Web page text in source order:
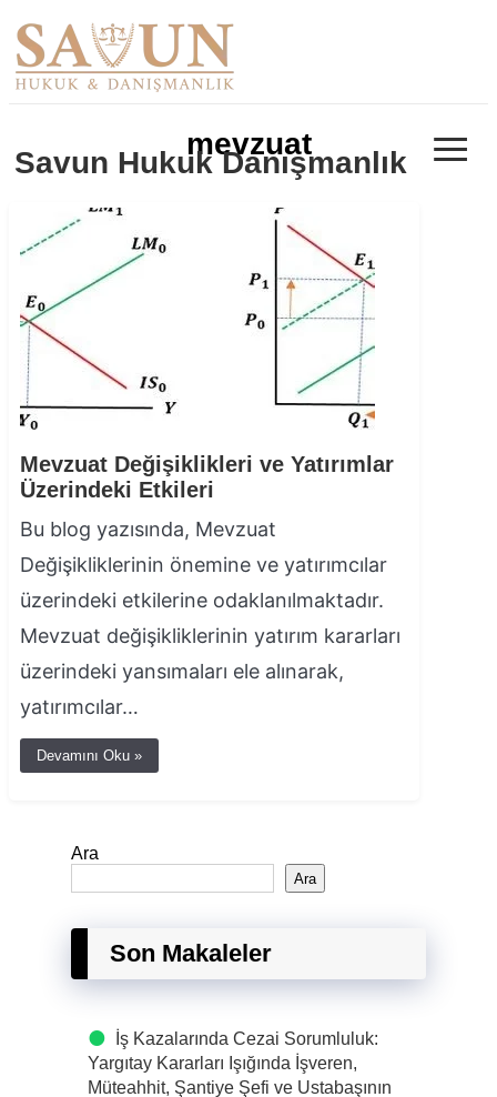
Savun Hukuk Danışmanlık ≡
mevzuat
Mevzuat Değişiklikleri ve Yatırımlar
Üzerindeki Etkileri
Bu blog yazısında, Mevzuat
Değişikliklerinin önemine ve yatırımcılar
üzerindeki etkilerine odaklanılmaktadır.
Mevzuat değişikliklerinin yatırım kararları
üzerindeki yansımaları ele alınarak,
yatırımcılar…
Devamını Oku »
Ara
Ara
Son Makaleler
İş Kazalarında Cezai Sorumluluk:
Yargıtay Kararları Işığında İşveren,
Müteahhit, Şantiye Şefi ve Ustabaşının